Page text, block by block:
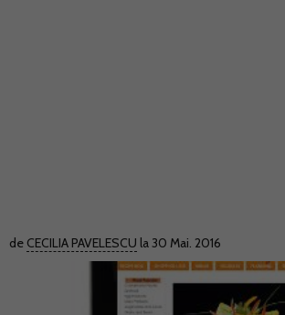
de CECILIA PAVELESCU la 30 Mai. 2016